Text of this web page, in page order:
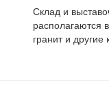
Склад и
располагаются
гранит и